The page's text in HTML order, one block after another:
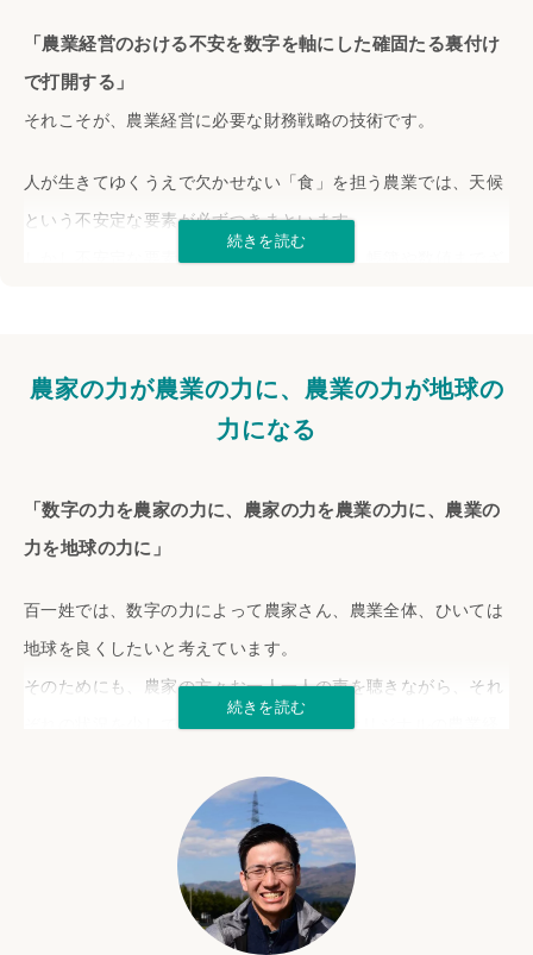
美味しくて健康的な野菜・果物を育ててくださる農家の皆様に
は、働く中で様々な悩みを抱えているかと思います。
当社の社名である「
百一姓（ひゃくいっしょう）
で笑顔を創るという想いを込めました。
数字を通して自社の農業経営を追求し、理想の稼ぎ・ゆとりを
手にしていただくため、百一姓は農家の皆様に財務戦略の技術
「農業経営のおける不安を数字を軸にした確固たる裏付け
で打開する」
それこそが、農業経営に必要な財務戦略の技術です。
人が生きてゆくうえで欠かせない「食」を担う農業では、天候
という不安定な要素が必ずつきまといます。
しかし不安定な要素が多いという理由から、帳簿や数値までざ
経営数値の管理が求められると考えています。
数字の力によって将来の見通しがはっきりと見えれば不安
しょう。
農家の力が農業の力に、農業の力が地球の
力になる
「数字の力を農家の力に、農家の力を農業の力に、農業の
力を地球の力に」
百一姓では、数字の力によって農家さん、農業全体、ひいては
地球を良くしたいと考えています。
そのためにも、農家の方々お一人一人の声を聴きながら、それ
ぞれの状況を少しでも理解した上で”共に”オリジナルの農業経